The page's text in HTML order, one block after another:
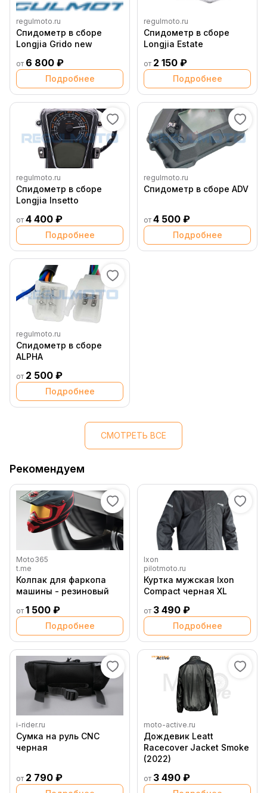
regulmoto.ru
Спидометр в сборе
Longjia Grido new
от 6 800 ₽
Подробнее
regulmoto.ru
Спидометр в сборе
Longjia Estate
от 2 150 ₽
Подробнее
regulmoto.ru
Спидометр в сборе
Longjia Insetto
от 4 400 ₽
Подробнее
regulmoto.ru
Спидометр в сборе ADV
от 4 500 ₽
Подробнее
regulmoto.ru
Спидометр в сборе
ALPHA
от 2 500 ₽
Подробнее
СМОТРЕТЬ ВСЕ
Рекомендуем
Moto365
t.me
Колпак для фаркопа
машины - резиновый
от 1 500 ₽
Подробнее
Ixon
pilotmoto.ru
Куртка мужская Ixon
Compact черная XL
от 3 490 ₽
Подробнее
i-rider.ru
Сумка на руль CNC
черная
от 2 790 ₽
moto-active.ru
Дождевик Leatt
Racecover Jacket Smoke
(2022)
от 3 490 ₽